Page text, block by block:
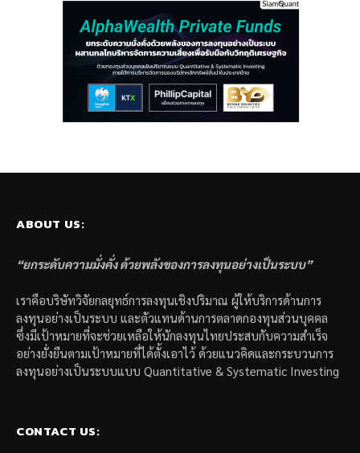
ABOUT US:
“ยกระดับความมั่งคั่ง ด้วยพลังของการลงทุนอย่างเป็นระบบ”
เราคือบริษัทวิจัยกลยุทธ์การลงทุนเชิงปริมาณ ผู้ให้บริการด้านการ
ลงทุนอย่างเป็นระบบ และตัวแทนด้านการตลาดกองทุนส่วนบุคคล
ซึ่งมีเป้าหมายที่จะช่วยเหลือให้นักลงทุนไทยประสบกับความสำเร็จ
อย่างยั่งยืนตามเป้าหมายที่ได้ตั้งเอาไว้ ด้วยแนวคิดและกระบวนการ
ลงทุนอย่างเป็นระบบแบบ Quantitative & Systematic Investing
CONTACT US: